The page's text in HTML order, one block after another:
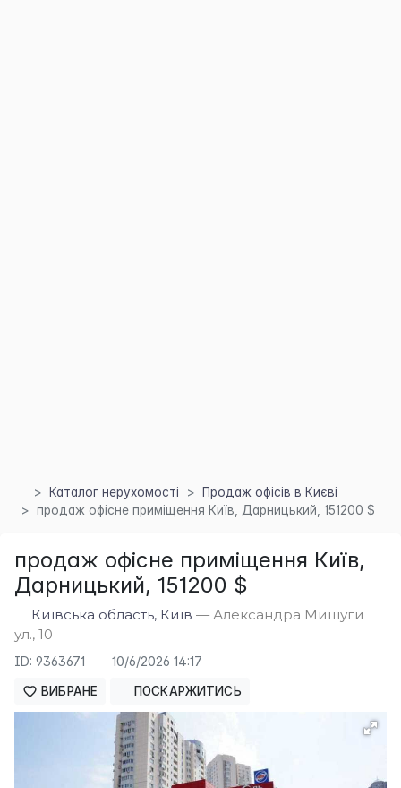
Каталог нерухомості
Продаж офісів в Києві
продаж офісне приміщення Київ, Дарницький, 151200 $
продаж офісне приміщення Київ,
Дарницький, 151200 $
Київська область, Київ — Александра Мишуги
ул., 10
ID: 9363671 10/6/2026 14:17
ВИБРАНЕ ПОСКАРЖИТИСЬ
×